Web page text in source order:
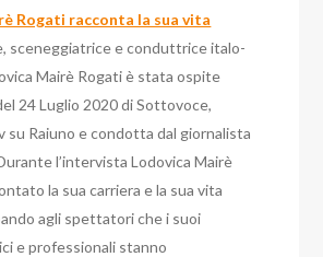
Rogati racconta la sua vita
sceneggiatrice e conduttrice italo-
Mairè Rogati è stata ospite
24 Luglio 2020 di Sottovoce,
su Raiuno e condotta dal giornalista
l’intervista Lodovica Mairè
la sua carriera e la sua vita
agli spettatori che i suoi
e professionali stanno